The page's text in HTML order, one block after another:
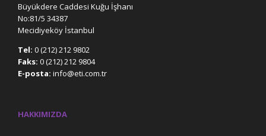
Büyükdere Caddesi Kuğu İşhanı
No:81/5 34387
Mecidiyeköy İstanbul
Tel: 0 (212) 212 9802
Faks: 0 (212) 212 9804
E-posta: info@eti.com.tr
HAKKIMIZDA